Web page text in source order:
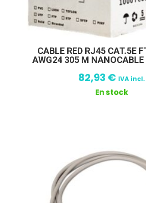
CABLE RED RJ45 CAT.5E
AWG24 305 M
82,93 € IVA incl.
En stock